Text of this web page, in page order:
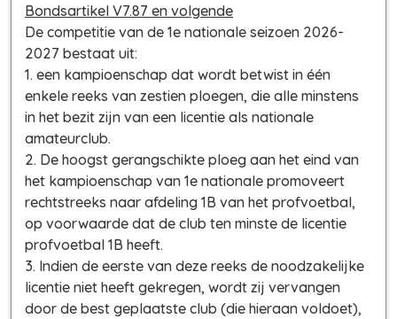
Bondsartikel V7.87 en volgende
De competitie van de 1e nationale seizoen 2026-
2027 bestaat uit:
1. een kampioenschap dat wordt betwist in één
enkele reeks van zestien ploegen, die alle minstens
in het bezit zijn van een licentie als nationale
amateurclub.
2. De hoogst gerangschikte ploeg aan het eind van
het kampioenschap van 1e nationale promoveert
rechtstreeks naar afdeling 1B van het profvoetbal,
op voorwaarde dat de club ten minste de licentie
profvoetbal 1B heeft.
3. Indien de eerste van deze reeks de noodzakelijke
licentie niet heeft gekregen, wordt zij vervangen
door de best geplaatste club (die hieraan voldoet),